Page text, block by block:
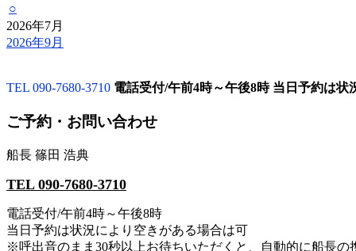
○
2026年7月
2026年9月
TEL 090-7680-3710 電話受付/午前4時～午後8時 当日予約は状
ご予約・お問い合わせ
船長 篠田 浩典
TEL 090-7680-3710
電話受付/午前4時～午後8時
当日予約は状況により空きがある場合は可
※呼出音のまま30秒以上お待ちいただくと、自動的に船長